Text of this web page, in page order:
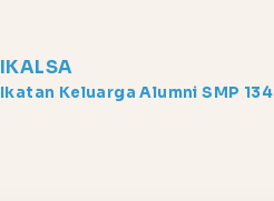
IKALSA
Ikatan Keluarga Alumni SMP 134